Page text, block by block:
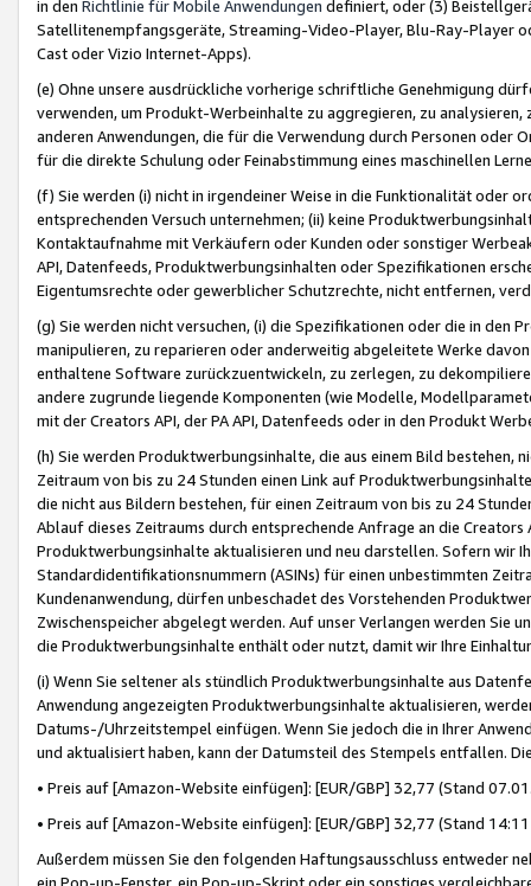
in den Richtlinie für Mobile Anwendungen definiert, oder (3)
Satellitenempfangsgeräte, Streaming-Video-Player, Blu-Ray-Player
Cast oder Vizio Internet-Apps).
(e) Ohne unsere ausdrückliche vorherige schriftliche Genehmigung
verwenden, um Produkt-Werbeinhalte zu aggregieren, zu
anderen Anwendungen, die für die Verwendung durch Personen
für die direkte Schulung oder Feinabstimmung eines maschinellen
(f) Sie werden (i) nicht in irgendeiner Weise in die Funktionalität oder
entsprechenden Versuch unternehmen; (ii) keine
Kontaktaufnahme mit Verkäufern oder Kunden oder sonstiger
API, Datenfeeds, Produktwerbungsinhalten oder Spezifikationen
Eigentumsrechte oder gewerblicher Schutzrechte, nicht entfernen,
(g) Sie werden nicht versuchen, (i) die Spezifikationen oder die in
manipulieren, zu reparieren oder anderweitig abgeleitete Werke
enthaltene Software zurückzuentwickeln, zu zerlegen, zu
andere zugrunde liegende Komponenten (wie Modelle,
mit der Creators API, der PA API, Datenfeeds oder in den Produkt
(h) Sie werden Produktwerbungsinhalte, die aus einem Bild bestehen,
Zeitraum von bis zu 24 Stunden einen Link auf
die nicht aus Bildern bestehen, für einen Zeitraum von bis zu 24
Ablauf dieses Zeitraums durch entsprechende Anfrage an die
Produktwerbungsinhalte aktualisieren und neu darstellen. Sofern wir
Standardidentifikationsnummern (ASINs) für einen unbestimmten
Kundenanwendung, dürfen unbeschadet des Vorstehenden
Zwischenspeicher abgelegt werden. Auf unser Verlangen werden Sie
die Produktwerbungsinhalte enthält oder nutzt, damit wir Ihre
(i) Wenn Sie seltener als stündlich Produktwerbungsinhalte aus
Anwendung angezeigten Produktwerbungsinhalte aktualisieren,
Datums-/Uhrzeitstempel einfügen. Wenn Sie jedoch die in Ihrer
und aktualisiert haben, kann der Datumsteil des Stempels entfallen.
• Preis auf [Amazon-Website einfügen]: [EUR/GBP] 32,77 (Stand
• Preis auf [Amazon-Website einfügen]: [EUR/GBP] 32,77 (Stand
Außerdem müssen Sie den folgenden Haftungsausschluss entweder
ein Pop-up-Fenster, ein Pop-up-Skript oder ein sonstiges